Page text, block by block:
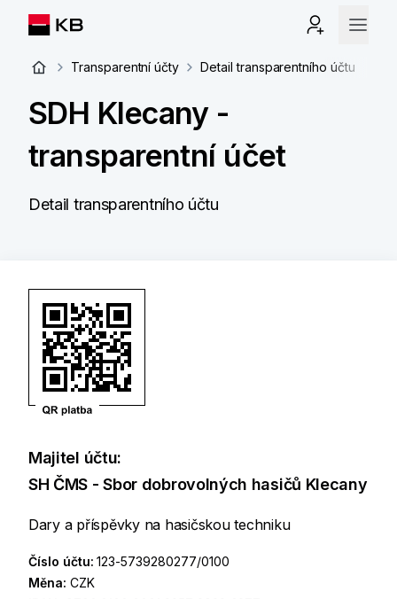
Transparentní účty Detail transparentního účtu
SDH Klecany -
transparentní účet
Detail transparentního účtu
Majitel účtu:
SH ČMS - Sbor dobrovolných hasičů Klecany
Dary a příspěvky na hasičskou techniku
Číslo účtu:123-5739280277/0100
Měna: CZK